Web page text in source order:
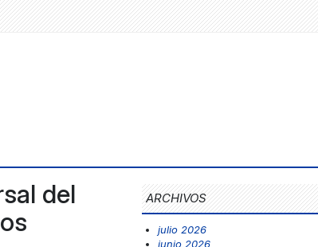
del
ARCHIVOS
julio 2026
junio 2026